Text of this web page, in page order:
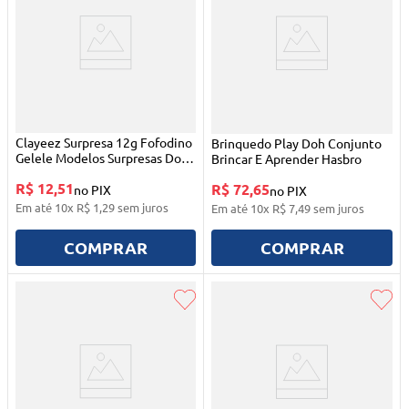
Clayeez Surpresa 12g Fofodino
Gelele Modelos Surpresas Doce
R$ 12,51no PIX
Em até 10x R$ 1,29sem juros
COMPRAR
Brinquedo Play Doh Conjunto
Brincar E Aprender Hasbro
R$ 72,65no PIX
Em até 10x R$7,49sem juros
COMPRAR